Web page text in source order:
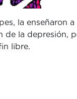
la enseñaron a
de la depresión,
libre.